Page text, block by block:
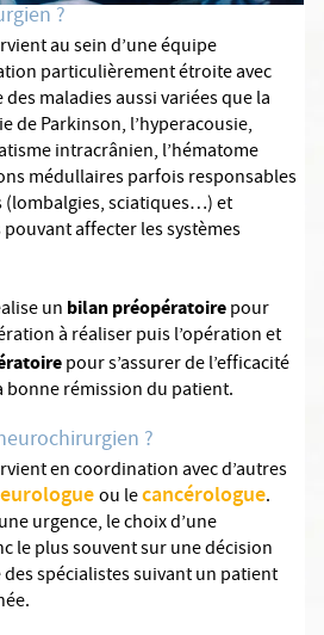
?
au sein d’une équipe
particulièrement étroite avec
des maladies aussi variées que la
de Parkinson, l’hyperacousie,
intracrânien, l’hématome
médullaires parfois responsables
sciatiques…) et
affecter les systèmes
un bilan préopératoirepour
à réaliser puis l’opération et
pour s’assurer de l’efficacité
bonne rémission du patient.
?
en coordination avec d’autres
ou lecancérologue.
urgence, le choix d’une
le plus souvent sur une décision
spécialistes suivant un patient